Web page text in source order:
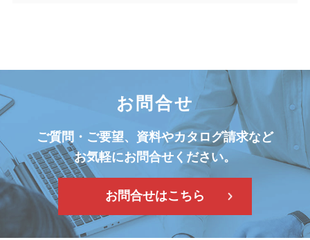
お問合せ
ご質問・ご要望、資料やカタログ請求など
お気軽にお問合せください。
お問合せはこちら